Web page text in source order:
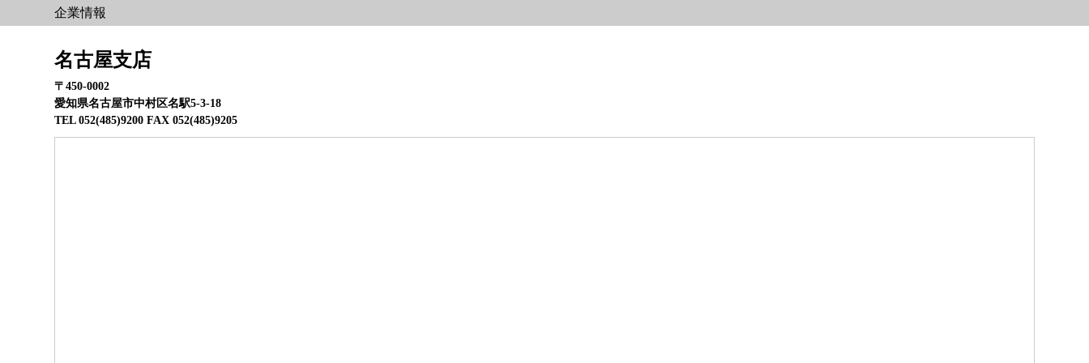
企業情報
名古屋支店
〒450-0002
愛知県名古屋市中村区名駅5-3-18
TEL 052(485)9200 FAX 052(485)9205